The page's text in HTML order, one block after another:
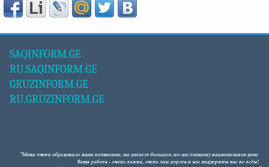
SAQINFORM.GE
RU.SAQINFORM.GE
GRUZINFORM.GE
RU.GRUZINFORM.GE